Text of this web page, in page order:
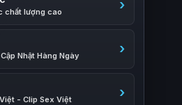
chất lượng cao
Nhật Hàng Ngày
- Clip Sex Việt